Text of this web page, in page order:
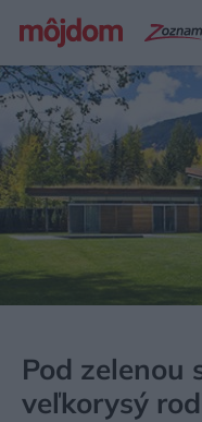
Pod zelenou
veľkorysý